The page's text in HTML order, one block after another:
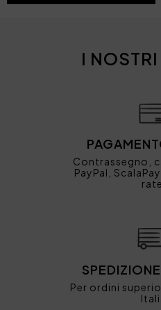
I
Contrassegno,
PayPal,
Per ordini